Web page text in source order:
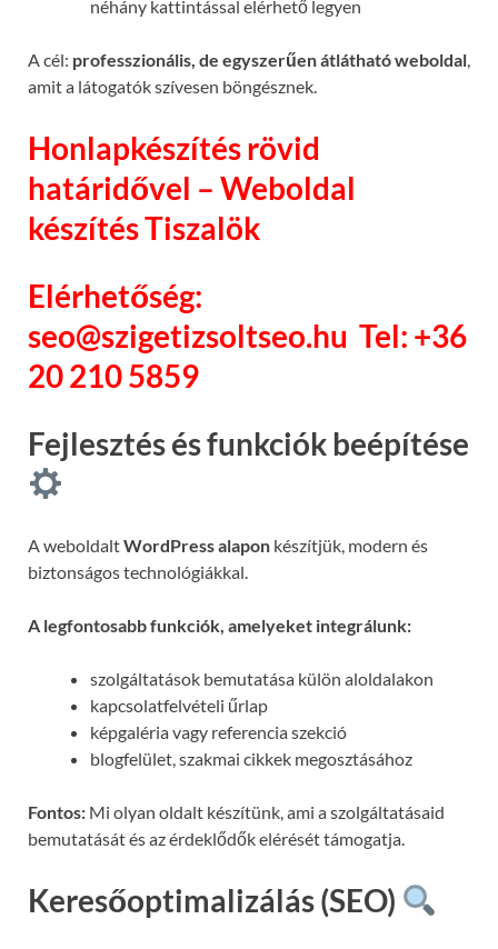
néhány kattintással elérhető legyen
A cél: professzionális, de egyszerűen átlátható weboldal,
amit a látogatók szívesen böngésznek.
Honlapkészítés rövid
határidővel – Weboldal
készítés Tiszalök
Elérhetőség:
seo@szigetizsoltseo.hu Tel: +36
20 210 5859
Fejlesztés és funkciók beépítése
A weboldaltWordPress alapon készítjük, modern és
biztonságos technológiákkal.
A legfontosabb funkciók, amelyeket integrálunk:
szolgáltatások bemutatása külön aloldalakon
kapcsolatfelvételi űrlap
képgaléria vagy referencia szekció
blogfelület, szakmai cikkek megosztásához
Fontos: Mi olyan oldalt készítünk, ami a szolgáltatásaid
bemutatását és az érdeklődők elérését támogatja.
Keresőoptimalizálás (SEO)